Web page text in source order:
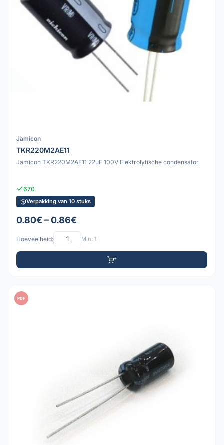
Jamicon
TKR220M2AE11
Jamicon TKR220M2AE11 22uF 100V Elektrolytische condensator
670
Verpakking van 10 stuks
0.80€ – 0.86€
Hoeveelheid: Min: 1
PDF